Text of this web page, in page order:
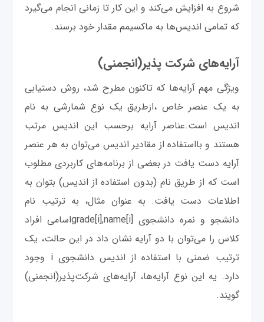
شروع به افزایش می‌کند و این کار تا زمانی انجام می‌گیرد
که تمامی اندیس‌ها به ماکسیمم مقدار خود برسند.
آرایه‌های شرکت پذیر(انجمنی)
ویژگی مهم آرایه‌ها که تاکنون مطرح شد، روش دستیابی
به یک عنصر خاص ،ازطریق یک نوع شمارشی به نام
اندیس است.عناصر آرایه برحسب این اندیس مرتب
هستند و بااستفاده از مقادیر اندیس می‌توان به هر عنصر
آرایه دست یافت در بعضی از برنامه‌های کاربردی مطلوب
است که از طریق نام (بدون استفاده از اندیس) بتوان به
اطلاعات دست یافت. به عنوان مثال، به ترتیب نام
دانشجو و نمره دانشجوی [grade[i],name[iاسامی افراد
کلاس را می‌توان با دو آرایه نشان داد در این حالت، یک
ترتیب ضمنی با استفاده از اندیس دانشجوی i وجود
دارد. یه این نوع آرایه‌ها، آرایه‌های شرکت‌پذیر(انجمنی)
گویند.